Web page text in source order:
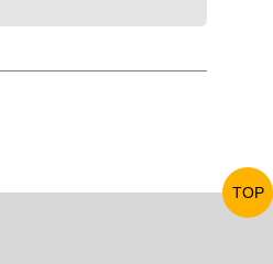
TOP